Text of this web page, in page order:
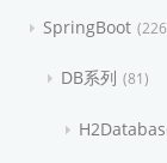
SpringBoot 226
DB系列 81